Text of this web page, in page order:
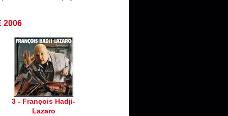
2006
3 - François Hadji-
Lazaro